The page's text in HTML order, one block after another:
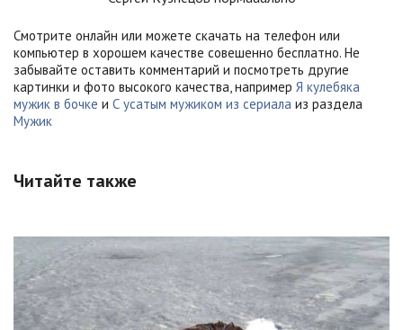
Смотрите онлайн или можете скачать на телефон или
компьютер в хорошем качестве совешенно бесплатно. Не
забывайте оставить комментарий и посмотреть другие
картинки и фото высокого качества, например Я кулебяка
мужик в бочке и С усатым мужиком из сериала из раздела
Мужик
Читайте также